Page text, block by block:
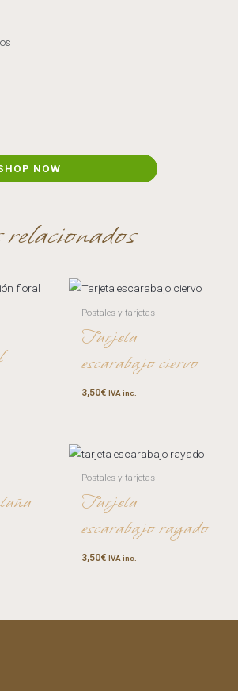
NOW
Postales y tarjetas
Tarjeta
escarabajo ciervo
3,50€ IVA inc.
Postales y tarjetas
Tarjeta
escarabajo rayado
3,50€ IVA inc.